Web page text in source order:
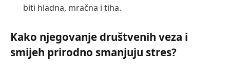
biti hladna, mračna i tiha.
Kako njegovanje društvenih veza i
smijeh prirodno smanjuju stres?